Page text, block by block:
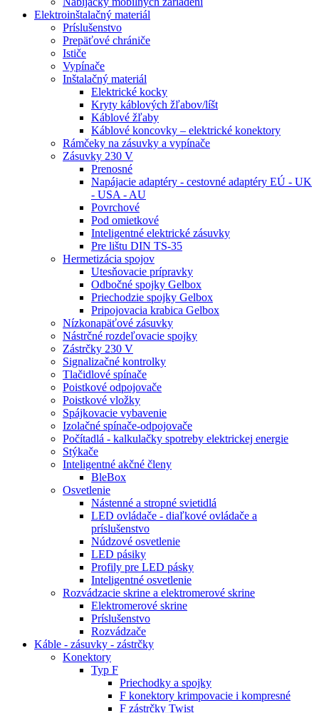
Elektroinštalačný materiál
Príslušenstvo
Prepäťové chrániče
Ističe
Vypínače
Inštalačný materiál
Elektrické kocky
Kryty káblových žľabov/líšt
Káblové žľaby
Káblové koncovky – elektrické konektory
Rámčeky na zásuvky a vypínače
Zásuvky 230 V
Prenosné
Napájacie adaptéry - cestovné adaptéry EÚ - UK
- USA - AU
Povrchové
Pod omietkové
Inteligentné elektrické zásuvky
Pre lištu DIN TS-35
Hermetizácia spojov
Utesňovacie prípravky
Odbočné spojky Gelbox
Priechodzie spojky Gelbox
Pripojovacia krabica Gelbox
Nízkonapäťové zásuvky
Nástrčné rozdeľovacie spojky
Zástrčky 230 V
Signalizačné kontrolky
Tlačidlové spínače
Poistkové odpojovače
Poistkové vložky
Spájkovacie vybavenie
Izolačné spínače-odpojovače
Počítadlá - kalkulačky spotreby elektrickej energie
Stýkače
Inteligentné akčné členy
BleBox
Osvetlenie
Nástenné a stropné svietidlá
LED ovládače - diaľkové ovládače a
príslušenstvo
Núdzové osvetlenie
LED pásiky
Profily pre LED pásky
Inteligentné osvetlenie
Rozvádzacie skrine a elektromerové skrine
Elektromerové skrine
Príslušenstvo
Rozvádzače
Káble - zásuvky - zástrčky
Konektory
Typ F
Priechodky a spojky
F konektory krimpovacie i kompresné
F zástrčky Twist